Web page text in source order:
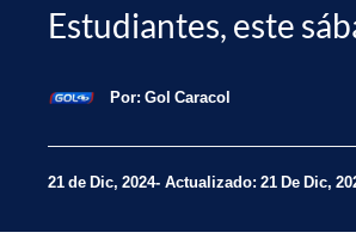
Estudiantes, este
Por: Gol Caracol
21 de Dic, 2024 Actualizado: 21 De Dic,